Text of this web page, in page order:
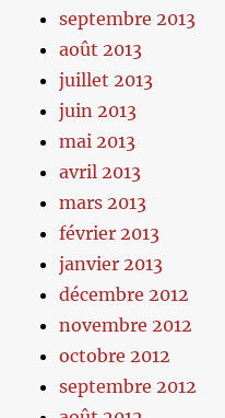
septembre 2013
août 2013
juillet 2013
juin 2013
mai 2013
avril 2013
mars 2013
février 2013
janvier 2013
décembre 2012
novembre 2012
octobre 2012
septembre 2012